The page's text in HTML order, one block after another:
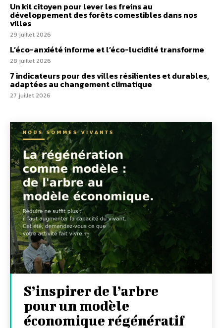
Un kit citoyen pour lever les freins au
développement des forêts comestibles dans nos
villes
29 juillet 2026
L’éco-anxiété informe et l’éco-lucidité transforme
28 juillet 2026
7 indicateurs pour des villes résilientes et durables,
adaptées au changement climatique
27 juillet 2026
S’inspirer de l’arbre
pour un modèle
économique régénératif